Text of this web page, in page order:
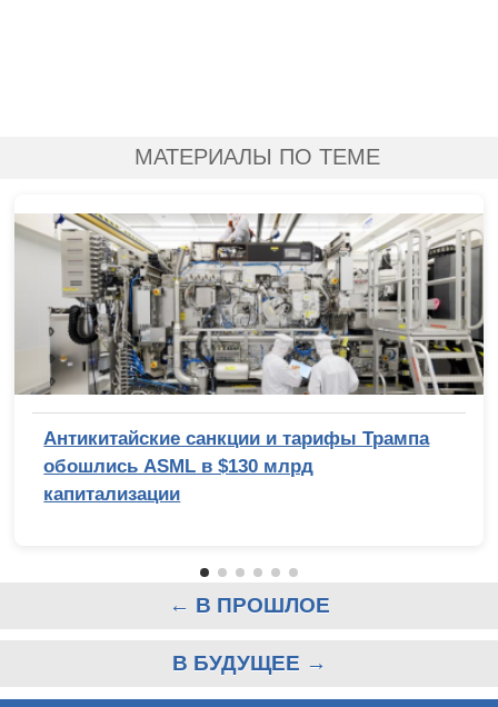
МАТЕРИАЛЫ ПО ТЕМЕ
Антикитайские санкции и тарифы Трампа
обошлись ASML в $130 млрд
капитализации
← В ПРОШЛОЕ
В БУДУЩЕЕ →